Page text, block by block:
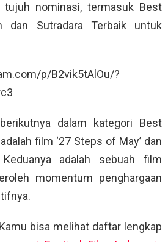
tujuh nominasi, termasuk Best
dan Sutradara Terbaik untuk
p/B2vik5tAlOu/?
dalam kategori Best
film ‘27 Steps of May’ dan
Keduanya adalah sebuah film
momentum penghargaan
Kamu bisa melihat daftar lengkap